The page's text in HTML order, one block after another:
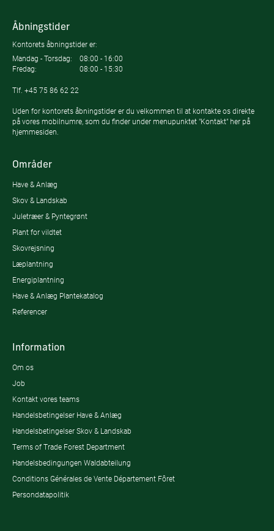
Åbningstider
Kontorets åbningstider er:
Mandag - Torsdag:
08:00 - 16:00
Fredag:
08:00 - 15:30
Tlf. +45 75 86 62 22
Uden for kontorets åbningstider er du velkommen til at kontakte os direkte
på vores mobilnumre, som du finder under menupunktet "Kontakt" her på
hjemmesiden.
Områder
Have & Anlæg
Skov & Landskab
Juletræer & Pyntegrønt
Plant for vildtet
Skovrejsning
Læplantning
Energiplantning
Have & Anlæg Plantekatalog
Referencer
Information
Om os
Job
Kontakt vores teams
Handelsbetingelser Have & Anlæg
Handelsbetingelser Skov & Landskab
Terms of Trade Forest Department
Handelsbedingungen Waldabteilung
Conditions Générales de Vente Département Fôret
Persondatapolitik